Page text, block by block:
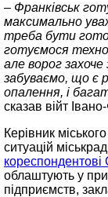
– Франківськ
максимально
треба бути
готуємося
але ворог
забуваємо, що є
опалення, і
сказав війт
Керівник
ситуацій
кореспондентові
облаштують у
підприємств,